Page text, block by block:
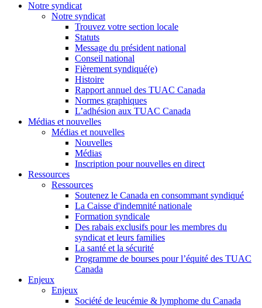
Notre syndicat
Notre syndicat
Trouvez votre section locale
Statuts
Message du président national
Conseil national
Fièrement syndiqué(e)
Histoire
Rapport annuel des TUAC Canada
Normes graphiques
L’adhésion aux TUAC Canada
Médias et nouvelles
Médias et nouvelles
Nouvelles
Médias
Inscription pour nouvelles en direct
Ressources
Ressources
Soutenez le Canada en consommant syndiqué
La Caisse d'indemnité nationale
Formation syndicale
Des rabais exclusifs pour les membres du
syndicat et leurs families
La santé et la sécurité
Programme de bourses pour l’équité des TUAC
Canada
Enjeux
Enjeux
Société de leucémie & lymphome du Canada